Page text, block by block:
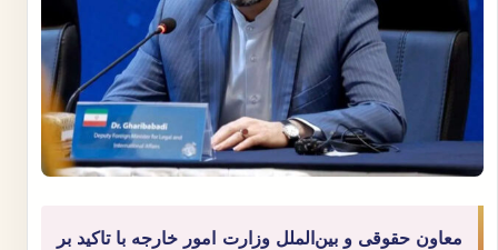
معاون حقوقی و بین‌الملل وزارت امور خارجه با تاکید بر